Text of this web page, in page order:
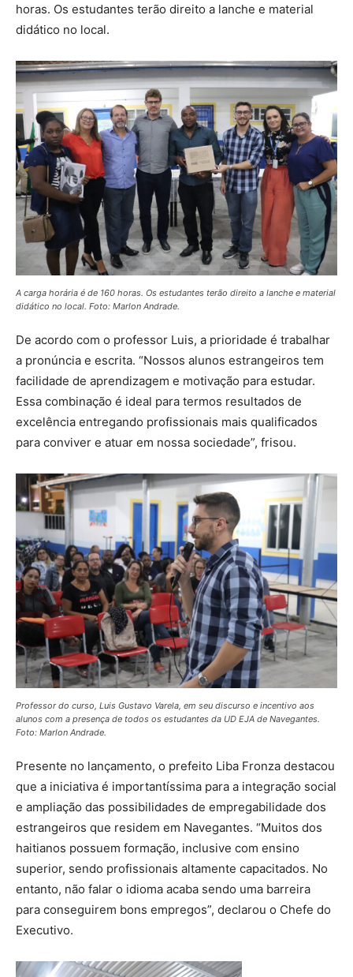
horas. Os estudantes terão direito a lanche e material
didático no local.
A carga horária é de 160 horas. Os estudantes terão direito a lanche e material
didático no local. Foto: Marlon Andrade.
De acordo com o professor Luis, a prioridade é trabalhar
a pronúncia e escrita. “Nossos alunos estrangeiros tem
facilidade de aprendizagem e motivação para estudar.
Essa combinação é ideal para termos resultados de
excelência entregando profissionais mais qualificados
para conviver e atuar em nossa sociedade”, frisou.
Professor do curso, Luis Gustavo Varela, em seu discurso e incentivo aos
alunos com a presença de todos os estudantes da UD EJA de Navegantes.
Foto: Marlon Andrade.
Presente no lançamento, o prefeito Liba Fronza destacou
que a iniciativa é importantíssima para a integração social
e ampliação das possibilidades de empregabilidade dos
estrangeiros que residem em Navegantes. “Muitos dos
haitianos possuem formação, inclusive com ensino
superior, sendo profissionais altamente capacitados. No
entanto, não falar o idioma acaba sendo uma barreira
para conseguirem bons empregos”, declarou o Chefe do
Executivo.